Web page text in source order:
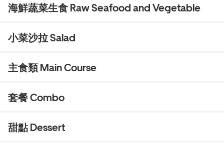
海鮮蔬菜生食 Raw Seafood and Vegetable
小菜沙拉 Salad
主食類 Main Course
套餐 Combo
甜點 Dessert